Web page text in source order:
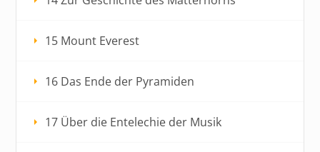
15 Mount Everest
16 Das Ende der Pyramiden
17 Über die Entelechie der Musik